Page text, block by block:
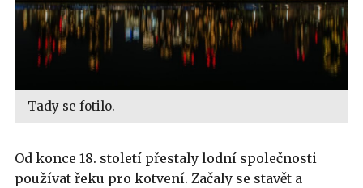
Tady se fotilo.
Od konce 18. století přestaly lodní společnosti
používat řeku pro kotvení. Začaly se stavět a